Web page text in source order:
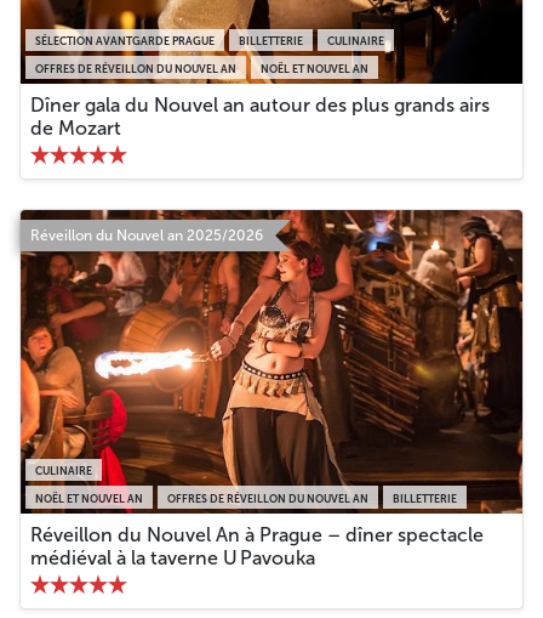
OFFRES DE RÉVEILLON DU NOUVEL AN NOËL ET NOUVEL AN
SÉLECTION AVANTGARDE PRAGUE BILLETTERIE CULINAIRE
Dîner gala du Nouvel an autour des plus grands airs
de Mozart
Réveillon du Nouvel an 2025/2026
NOËL ET NOUVEL AN OFFRES DE RÉVEILLON DU NOUVEL AN BILLETTERIE
CULINAIRE
Réveillon du Nouvel An à Prague – dîner spectacle
médiéval à la taverne U Pavouka